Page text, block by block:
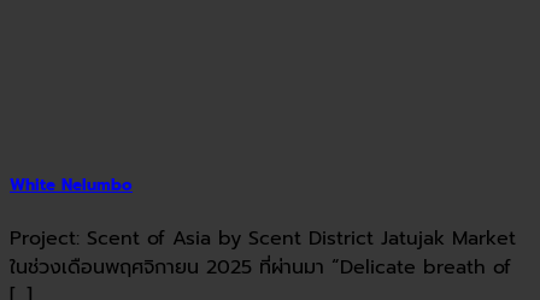
White Nelumbo
Project: Scent of Asia by Scent District Jatujak Market
ในช่วงเดือนพฤศจิกายน 2025 ที่ผ่านมา “Delicate breath of